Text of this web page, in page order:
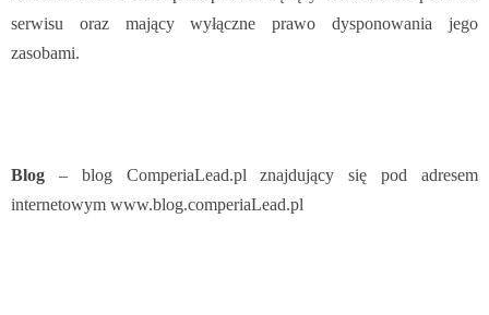
serwisu oraz mający wyłączne prawo dysponowania jego
zasobami.
Blog – blog ComperiaLead.pl znajdujący się pod adresem
internetowym www.blog.comperiaLead.pl